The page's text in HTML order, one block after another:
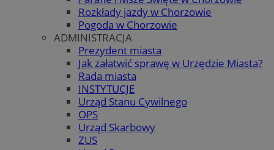
Rozkłady jazdy w Chorzowie
Pogoda w Chorzowie
ADMINISTRACJA
Prezydent miasta
Jak załatwić sprawę w Urzędzie Miasta?
Rada miasta
INSTYTUCJE
Urząd Stanu Cywilnego
OPS
Urząd Skarbowy
ZUS